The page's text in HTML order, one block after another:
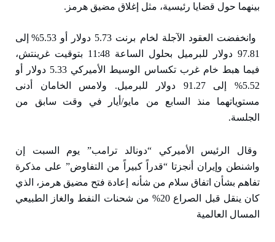
بينهما حول قضايا رئيسية، مثل إغلاق مضيق هرمز.
وانخفضت العقود الآجلة لخام برنت 5.73 دولار أو 5.53% إلى
97.81 دولار للبرميل بحلول الساعة 11:48 بتوقيت غرينتش،
فيما هبط خام غرب تكساس الوسيط الأميركي 5.33 دولار أو
5.52% إلى 91.27 دولار للبرميل. ولامس الخامان أدنى
مستوياتهما منذ السابع من مايو/أيار في وقت سابق من
الجلسة.
وقال الرئيس الأميركي “دونالد ترامب” يوم السبت إن
واشنطن وإيران أنجزتا “قدراً كبيراً من التفاوض” على مذكرة
تفاهم بشأن اتفاق سلام من شأنه إعادة فتح مضيق هرمز، الذي
كان ينقل قبل الصراع 20% من شحنات النفط والغاز الطبيعي
المسال العالمية